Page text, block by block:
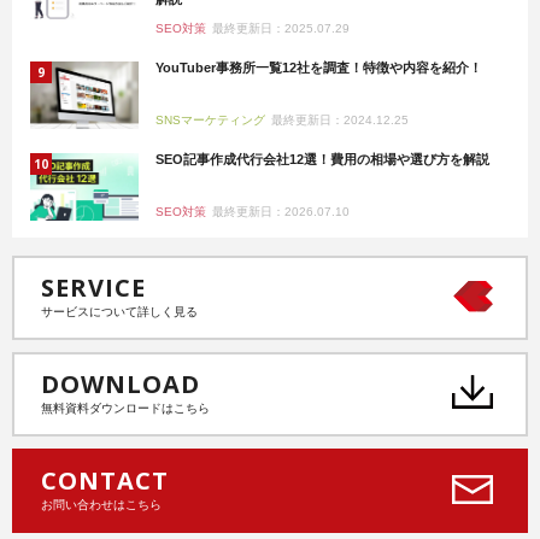
SEO対策 最終更新日：2025.07.29
YouTuber事務所一覧12社を調査！特徴や内容を紹介！
SNSマーケティング 最終更新日：2024.12.25
SEO記事作成代行会社12選！費用の相場や選び方を解説
SEO対策 最終更新日：2026.07.10
SERVICE
サービスについて詳しく見る
DOWNLOAD
無料資料ダウンロードはこちら
CONTACT
お問い合わせはこちら